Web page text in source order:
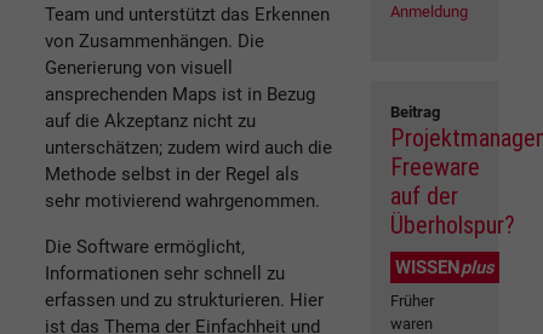
Team und unterstützt das Erkennen
von Zusammenhängen. Die
Generierung von visuell
ansprechenden Maps ist in Bezug
auf die Akzeptanz nicht zu
unterschätzen; zudem wird auch die
Methode selbst in der Regel als
sehr motivierend wahrgenommen.
Die Software ermöglicht,
Informationen sehr schnell zu
erfassen und zu strukturieren. Hier
ist das Thema der Einfachheit und
Anmeldung
Beitrag
Freeware
auf der
Überholspur?
WISSENplus
Früher
waren